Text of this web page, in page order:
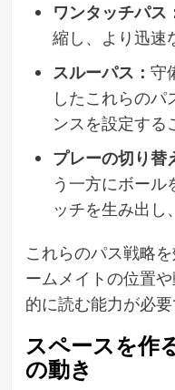
ワンタッチパス
縮し、より迅速
スルーパス： 守
したこれらのパ
ンスを設定する
プレーの切り替
う一方にボール
ッチを生み出し
これらのパス戦略
ームメイトの位置
的に読む能力が必要
スペースを作
の動き